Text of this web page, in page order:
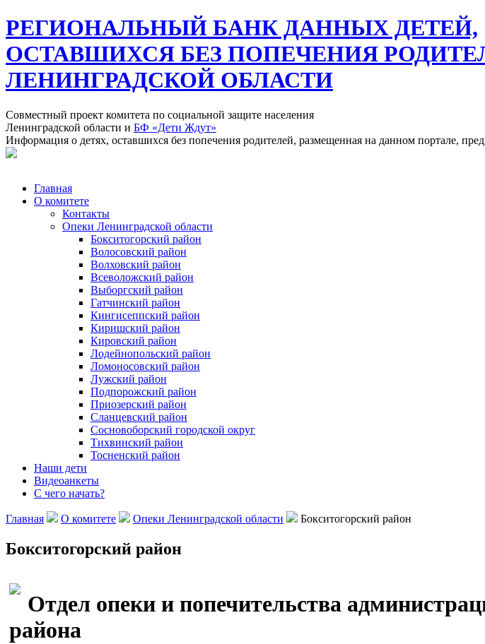
РЕГИОНАЛЬНЫЙ БАНК ДАННЫХ ДЕТЕЙ,
ОСТАВШИХСЯ БЕЗ ПОПЕЧЕНИЯ
ЛЕНИНГРАДСКОЙ ОБЛАСТИ
Совместный проект комитета по социальной защите населения
Ленинградской области и БФ «Дети Ждут»
Информация о детях, оставшихся без попечения родителей, размещенная на данном портале,
Главная
О комитете
Контакты
Опеки Ленинградской области
Бокситогорский район
Волосовский район
Волховский район
Всеволожский район
Выборгский район
Гатчинский район
Кингисеппский район
Киришский район
Кировский район
Лодейнопольский район
Ломоносовский район
Лужский район
Подпорожский район
Приозерский район
Сланцевский район
Сосновоборский городской округ
Тихвинский район
Тосненcкий район
Наши дети
Видеоанкеты
С чего начать?
Главная О комитете Опеки Ленинградской области Бокситогорский район
Бокситогорский район
Отдел опеки и попечительства
района